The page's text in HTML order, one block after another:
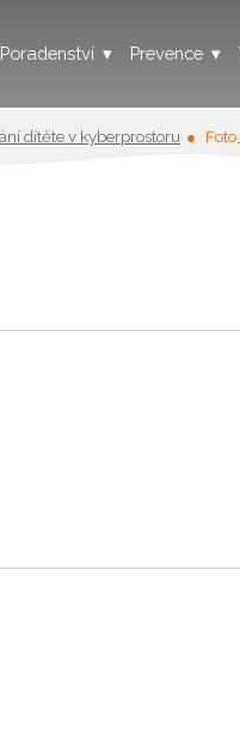
Poradenství Prevence
dítěte v kyberprostoru